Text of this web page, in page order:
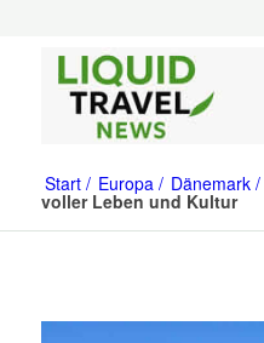
Start Europa Dänemark
voller Leben und Kultur